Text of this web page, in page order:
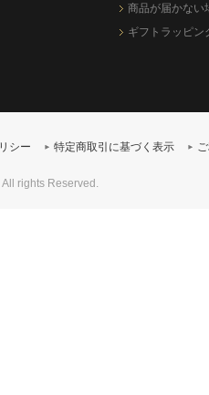
商品が届かない
ギフトラッピン
シー 特定商取引に基づく表示
rights Reserved.